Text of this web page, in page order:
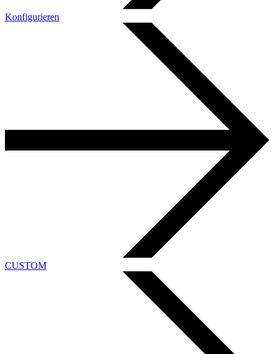
Konfigurieren
CUSTOM